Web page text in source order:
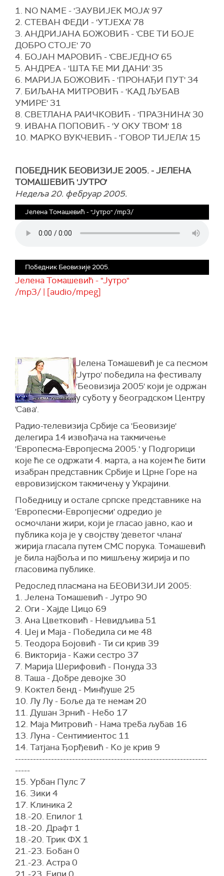
1. NO NAME - 'ЗАУВИЈЕК МОЈА' 97
2. СТЕВАН ФЕДИ - 'УТЈЕХА' 78
3. АНДРИЈАНА БОЖОВИЋ - 'СВЕ ТИ БОЈЕ
ДОБРО СТОЈЕ' 70
4. БОЈАН МАРОВИЋ - 'СВЕЈЕДНО' 65
5. АНДРЕА - 'ШТА ЋЕ МИ ДАНИ' 35
6. МАРИЈА БОЖОВИЋ - 'ПРОНАЂИ ПУТ' 34
7. БИЉАНА МИТРОВИЋ - 'КАД ЉУБАВ
УМИРЕ' 31
8. СВЕТЛАНА РАИЧКОВИЋ - 'ПРАЗНИНА' 30
9. ИВАНА ПОПОВИЋ - 'У ОКУ ТВОМ' 18
10. МАРКО ВУКЧЕВИЋ - 'ГОВОР ТИЈЕЛА' 15
ПОБЕДНИК БЕОВИЗИЈЕ 2005. - ЈЕЛЕНА
ТОМАШЕВИЋ 'ЈУТРО'
Недеља 20. фебруар 2005.
Јелена Томашевић - "Јутро" /mp3/
Победник Беовизије 2005.
Јелена Томашевић - "Јутро"
/mp3/ | [audio/mpeg]
Јелена Томашевић је са песмом
'Јутро' победила на фестивалу
'Беовизија 2005' који је одржан
у суботу у београдском Центру
'Сава'.
Радио-телевизија Србије са 'Беовизије'
делегира 14 извођача на такмичење
'Европесма-Европјесма 2005.' у Подгорици
које ће се одржати 4. марта, а на којем ће бити
изабран представник Србије и Црне Горе на
евровизијском такмичењу у Украјини.
Победницу и остале српске представнике на
'Европесми-Европјесми' одредио је
осмочлани жири, који је гласао јавно, као и
публика која је у својству 'деветог члана'
жирија гласала путем СМС порука. Томашевић
је била најбоља и по мишљењу жирија и по
гласовима публике.
Редослед пласмана на БЕОВИЗИЈИ 2005:
1. Јелена Томашевић - Јутро 90
2. Оги - Хајде Цицо 69
3. Ана Цветковић - Невидљива 51
4. Џеј и Маја - Победила си ме 48
5. Теодора Бојовић - Ти си крив 39
6. Викторија - Кажи сестро 37
7. Марија Шерифовић - Понуда 33
8. Таша - Добре девојке 30
9. Коктел бенд - Минђуше 25
10. Лу Лу - Боље да те немам 20
11. Душан Зрнић - Небо 17
12. Маја Митровић - Нама треба љубав 16
13. Луна - Сентимиентос 11
14. Татјана Ђорђевић - Ко је крив 9
----------------------------------------------------------------
-----
15. Урбан Пулс 7
16. Зики 4
17. Клиника 2
18.-20. Епилог 1
18.-20. Драфт 1
18.-20. Трик ФX 1
21.-23. Бобан 0
21.-23. Астра 0